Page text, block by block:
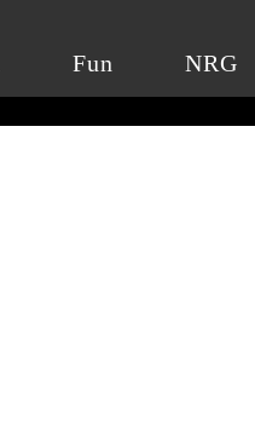
Fun NRG